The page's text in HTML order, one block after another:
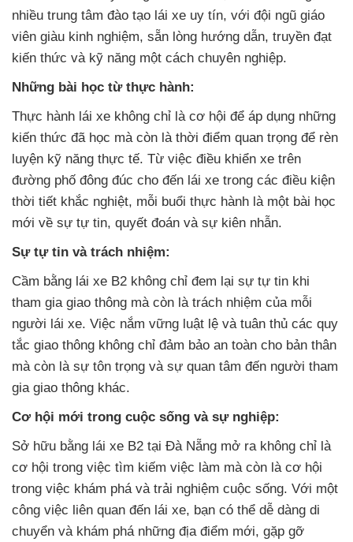
nhiều trung tâm đào tạo lái xe uy tín, với đội ngũ giáo
viên giàu kinh nghiệm, sẵn lòng hướng dẫn, truyền đạt
kiến thức và kỹ năng một cách chuyên nghiệp.
Những bài học từ thực hành:
Thực hành lái xe không chỉ là cơ hội để áp dụng những
kiến thức đã học mà còn là thời điểm quan trọng để rèn
luyện kỹ năng thực tế. Từ việc điều khiển xe trên
đường phố đông đúc cho đến lái xe trong các điều kiện
thời tiết khắc nghiệt, mỗi buổi thực hành là một bài học
mới về sự tự tin, quyết đoán và sự kiên nhẫn.
Sự tự tin và trách nhiệm:
Cầm bằng lái xe B2 không chỉ đem lại sự tự tin khi
tham gia giao thông mà còn là trách nhiệm của mỗi
người lái xe. Việc nắm vững luật lệ và tuân thủ các quy
tắc giao thông không chỉ đảm bảo an toàn cho bản thân
mà còn là sự tôn trọng và sự quan tâm đến người tham
gia giao thông khác.
Cơ hội mới trong cuộc sống và sự nghiệp:
Sở hữu bằng lái xe B2 tại Đà Nẵng mở ra không chỉ là
cơ hội trong việc tìm kiếm việc làm mà còn là cơ hội
trong việc khám phá và trải nghiệm cuộc sống. Với một
công việc liên quan đến lái xe, bạn có thể dễ dàng di
chuyển và khám phá những địa điểm mới, gặp gỡ